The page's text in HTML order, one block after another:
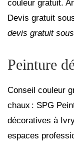
couleur gratuit.
Devis gratuit
devis gratuit
Peinture
Conseil couleur
chaux : SPG
décoratives à
espaces